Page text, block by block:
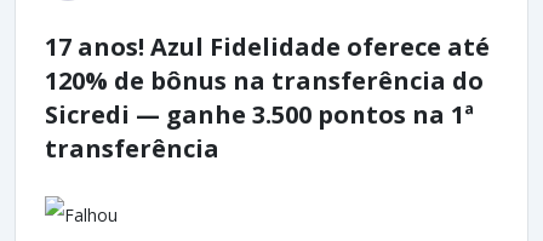
17 anos! Azul Fidelidade oferece até
120% de bônus na transferência do
Sicredi — ganhe 3.500 pontos na 1ª
transferência